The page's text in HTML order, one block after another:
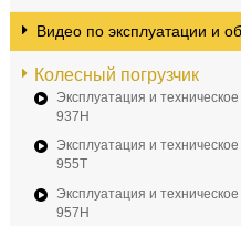
Видео по эксплуатации и
Колесный погрузчик
Эксплуатация и
937H
Эксплуатация и
955T
Эксплуатация и
957H